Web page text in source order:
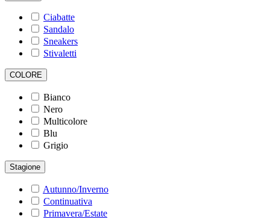
Ciabatte
Sandalo
Sneakers
Stivaletti
COLORE
Bianco
Nero
Multicolore
Blu
Grigio
Stagione
Autunno/Inverno
Continuativa
Primavera/Estate